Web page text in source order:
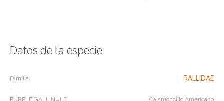
Datos de la especie
Familia: RALLIDAE